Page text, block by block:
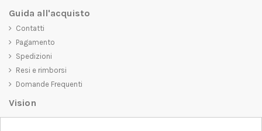
Guida all'acquisto
Contatti
Pagamento
Spedizioni
Resi e rimborsi
Domande Frequenti
Vision